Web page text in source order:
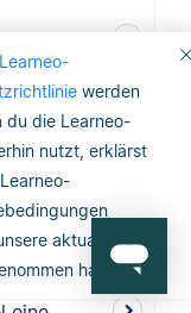
Learneo-
werden
du die Learneo-
nutzt, erklärst
aktualisierte
hast.
im
nach